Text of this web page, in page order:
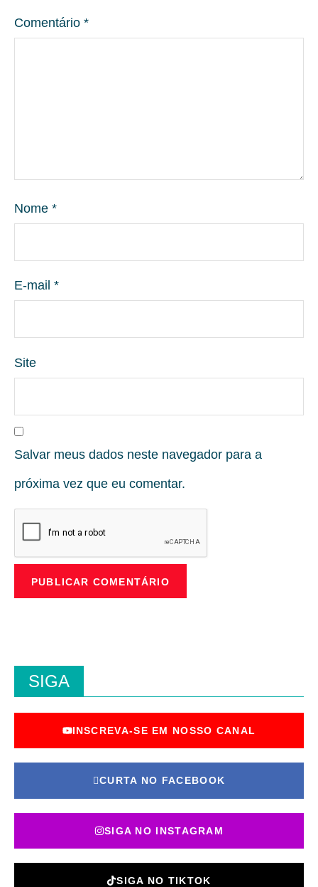
Comentário *
Nome *
E-mail *
Site
Salvar meus dados neste navegador para a
próxima vez que eu comentar.
SIGA
INSCREVA-SE EM NOSSO CANAL
CURTA NO FACEBOOK
SIGA NO INSTAGRAM
SIGA NO TIKTOK